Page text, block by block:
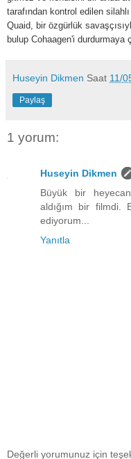
tarafından kontrol edilen
Quaid, bir özgürlük
bulup Cohaagen'i durdurmaya
Huseyin Dikmen Saat 11/
Paylaş
1 yorum:
Huseyin Dikmen
Büyük bir
aldığım bir filmdi.
ediyorum...
Yanıtla
Değerli yorumunuz için